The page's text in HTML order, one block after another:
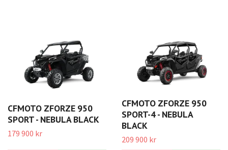
CFMOTO ZFORZE 950
SPORT - NEBULA BLACK
179 900 kr
CFMOTO ZFORZE 950
SPORT-4 - NEBULA
BLACK
209 900 kr